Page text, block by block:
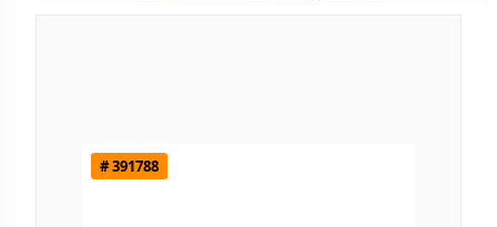
# 391788